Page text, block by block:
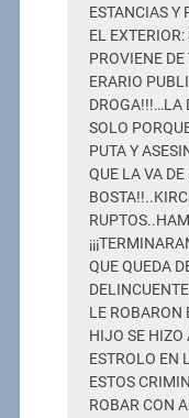
ESTANCIAS Y
EL
PROVIENE
ERARIO
DROGA!!!…LA
SOLO
PUTA Y
QUE LA VA DE
QUE QUEDA
LE ROBARON
HIJO SE HIZO
ESTROLO EN
ESTOS
ROBAR CON